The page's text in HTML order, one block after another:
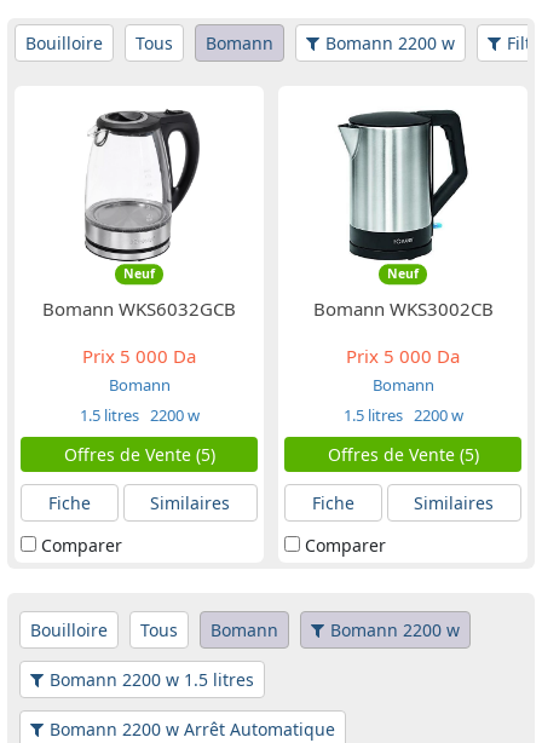
Bouilloire Tous Bomann Bomann 2200 w
Neuf
Bomann WKS6032GCB
Prix 5 000 Da
Bomann
1.5 litres 2200 w
Offres de Vente (5)
Fiche
Similaires
Comparer
Neuf
Bomann WKS3002CB
Prix 5 000 Da
Bomann
1.5 litres 2200 w
Offres de Vente (5)
Fiche
Similaires
Comparer
Bouilloire Tous Bomann Bomann 2200 w
Bomann 2200 w 1.5 litres
Bomann 2200 w Arrêt Automatique